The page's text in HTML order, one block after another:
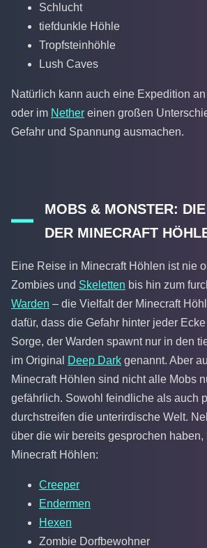
Schlucht
tiefdunkle Höhle
Tropfsteinhöhle
Lush Caves
Natürlich kann auch eine Expedition
oder im Nether einen großen
Gefahr und Spannung ausmachen.
MOBS & MONSTER:
DER MINECRAFT
Eine Reise in Minecraft Höhlen ist nie
Zombies und Skeletten bis hin zum
Warden – die Vielfalt der Minecraft
dafür, dass die Gefahr hinter jeder
Sorge, der Warden spawnt nur in den
im Original
Deep Dark genannt. Aber
Minecraft Höhlen sind nicht alle Mobs
gefährlich. Sowohl feindliche als auch
durchstreifen die unterirdische Welt.
über die wir bereits gesprochen haben,
Minecraft Höhlen:
Creeper
Endermen
Hexen
Zombie Dorfbewohner